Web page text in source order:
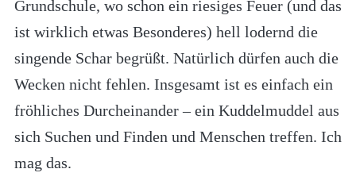
Grundschule, wo schon ein riesiges Feuer (und das
ist wirklich etwas Besonderes) hell lodernd die
singende Schar begrüßt. Natürlich dürfen auch die
Wecken nicht fehlen. Insgesamt ist es einfach ein
fröhliches Durcheinander – ein Kuddelmuddel aus
sich Suchen und Finden und Menschen treffen. Ich
mag das.